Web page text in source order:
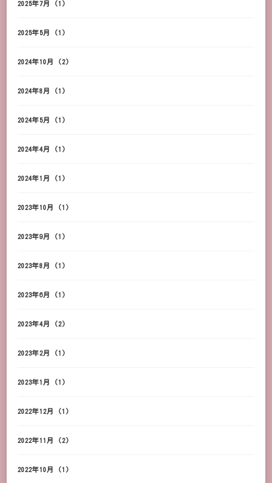
2025年7月 (1)
2025年5月 (1)
2024年10月 (2)
2024年8月 (1)
2024年5月 (1)
2024年4月 (1)
2024年1月 (1)
2023年10月 (1)
2023年9月 (1)
2023年8月 (1)
2023年6月 (1)
2023年4月 (2)
2023年2月 (1)
2023年1月 (1)
2022年12月 (1)
2022年11月 (2)
2022年10月 (1)